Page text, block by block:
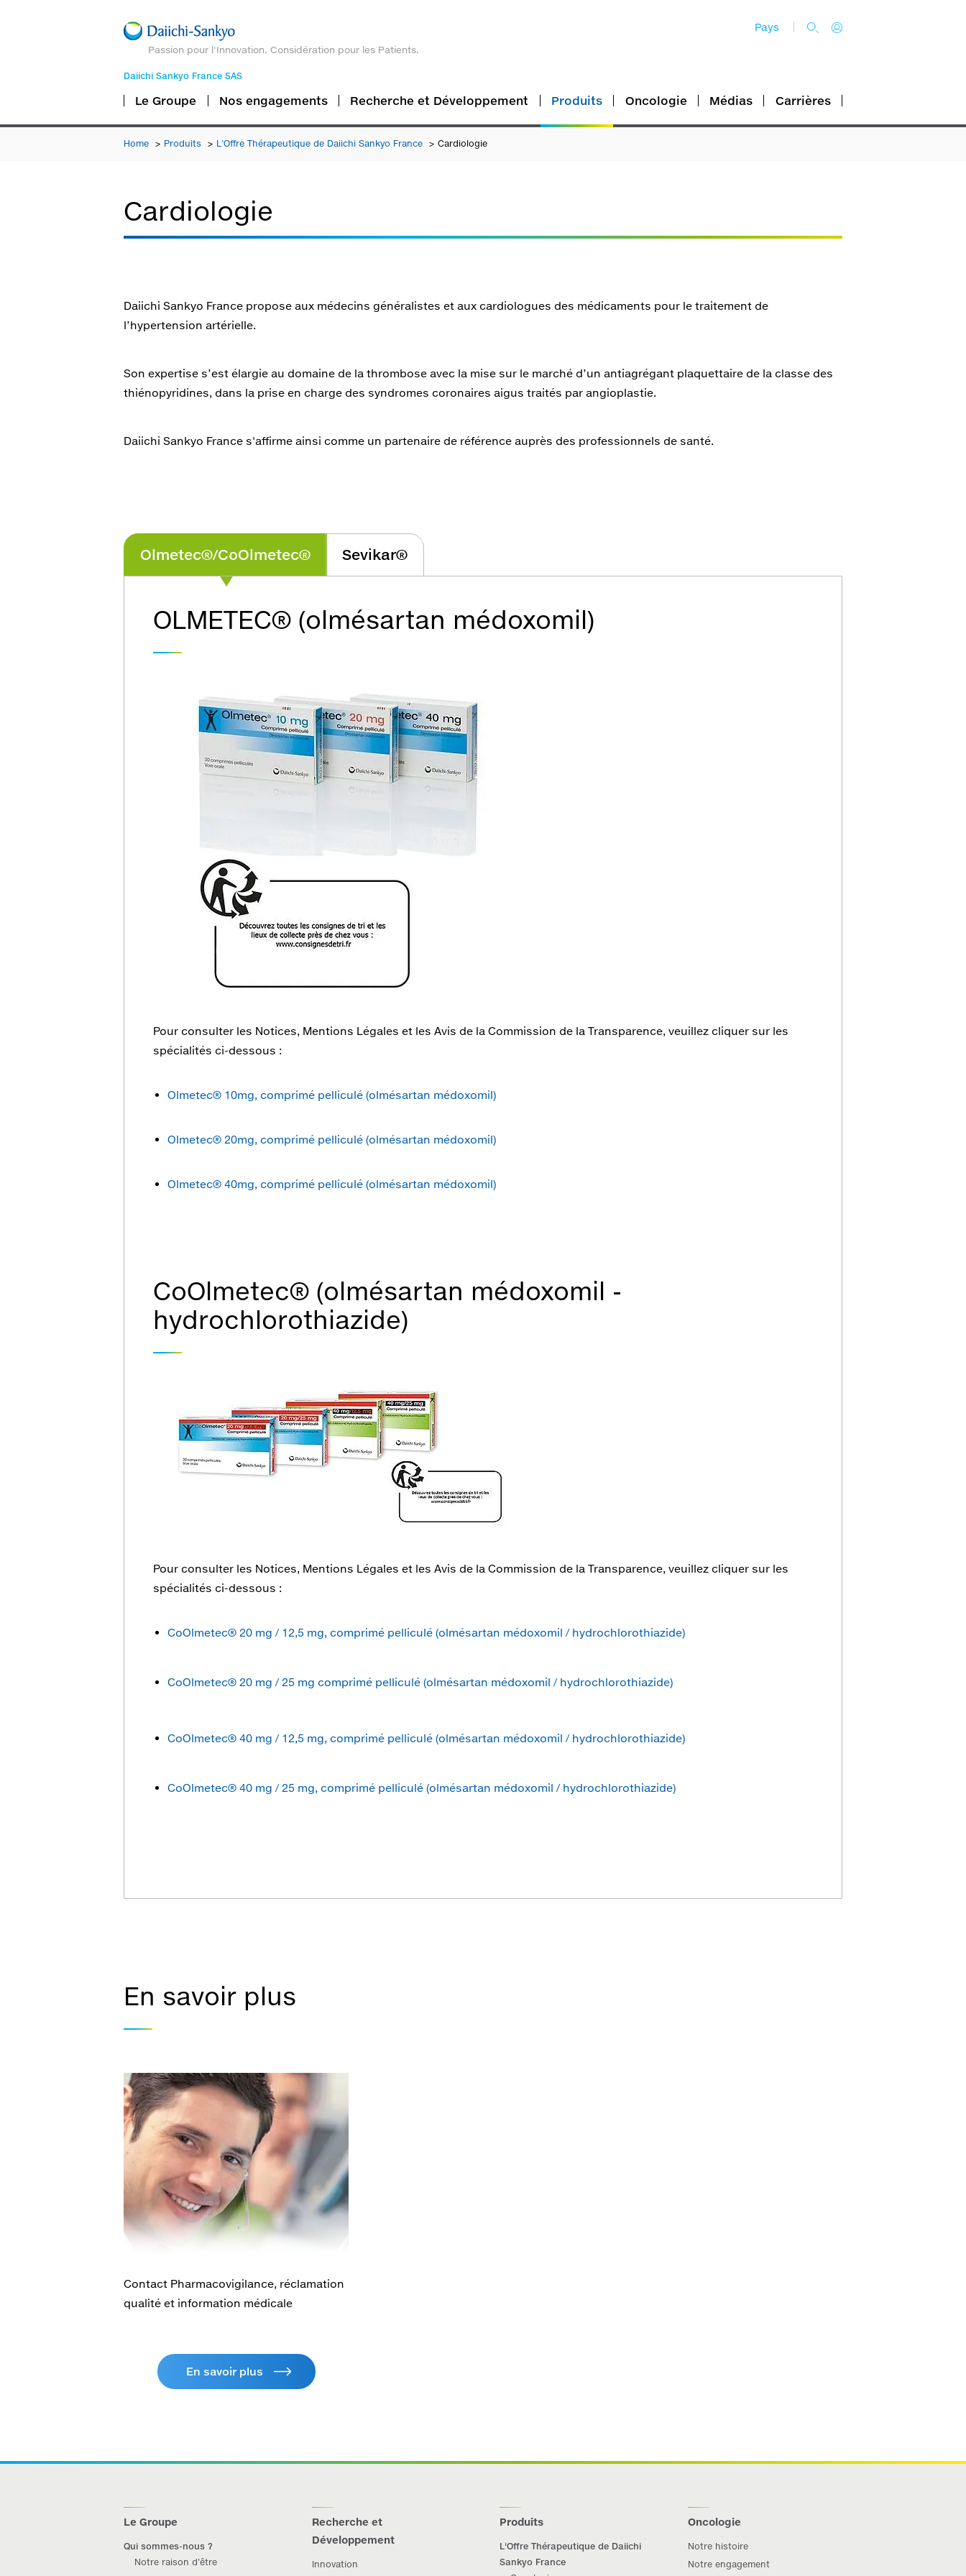
Passion pour l'Innovation. Considération pour les Patients.
Pays
Daiichi Sankyo France SAS
Le Groupe Nos engagements Recherche et Développement Produits Oncologie Médias Carrières
Home Produits L'Offre Thérapeutique de Daiichi Sankyo France Cardiologie
Cardiologie
Daiichi Sankyo France propose aux médecins généralistes et aux cardiologues des médicaments pour le traitement de
l’hypertension artérielle.
Son expertise s’est élargie au domaine de la thrombose avec la mise sur le marché d’un antiagrégant plaquettaire de la classe des
thiénopyridines, dans la prise en charge des syndromes coronaires aigus traités par angioplastie.
Daiichi Sankyo France s'affirme ainsi comme un partenaire de référence auprès des professionnels de santé.
Olmetec®/CoOlmetec® Sevikar®
OLMETEC® (olmésartan médoxomil)
Pour consulter les Notices, Mentions Légales et les Avis de la Commission de la Transparence, veuillez cliquer sur les
spécialités ci-dessous :
Olmetec® 10mg, comprimé pelliculé (olmésartan médoxomil)
Olmetec® 20mg, comprimé pelliculé (olmésartan médoxomil)
Olmetec® 40mg, comprimé pelliculé (olmésartan médoxomil)
CoOlmetec® (olmésartan médoxomil -
hydrochlorothiazide)
Pour consulter les Notices, Mentions Légales et les Avis de la Commission de la Transparence, veuillez cliquer sur les
spécialités ci-dessous :
CoOlmetec® 20 mg / 12,5 mg, comprimé pelliculé (olmésartan médoxomil / hydrochlorothiazide)
CoOlmetec® 20 mg / 25 mg comprimé pelliculé (olmésartan médoxomil / hydrochlorothiazide)
CoOlmetec® 40 mg / 12,5 mg, comprimé pelliculé (olmésartan médoxomil / hydrochlorothiazide)
CoOlmetec® 40 mg / 25 mg, comprimé pelliculé (olmésartan médoxomil / hydrochlorothiazide)
En savoir plus
Contact Pharmacovigilance, réclamation
qualité et information médicale
En savoir plus
Le Groupe
Qui sommes-nous ?
Notre raison d'être
Recherche et
Développement
Innovation
Produits
L'Offre Thérapeutique de Daiichi
Sankyo France
Oncologie
Notre histoire
Notre engagement